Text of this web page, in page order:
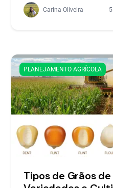
Carina Oliveira
PLANEJAMENTO AGRÍCOLA
Tipos de Grãos